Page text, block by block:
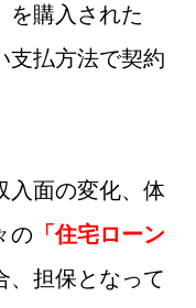
を購入された
支払方法で契約
入面の変化、体
の 「住宅ローン
、担保となって